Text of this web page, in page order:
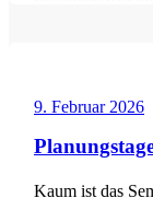
9. Februar 2026
Kaum ist das